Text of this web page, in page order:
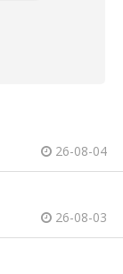
26-08-04
26-08-03